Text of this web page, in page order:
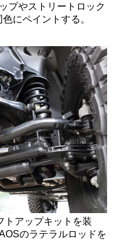
プやストリートロック
にペイントする。
トアップキットを装
のラテラルロッドを